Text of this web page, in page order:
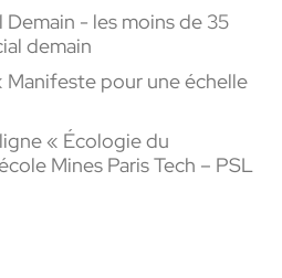
- les moins de 35
demain
pour une échelle
« Écologie du
Mines Paris Tech – PSL